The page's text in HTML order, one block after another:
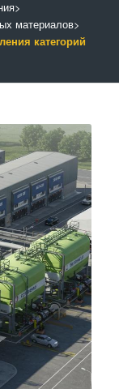
>
материалов>
категорий